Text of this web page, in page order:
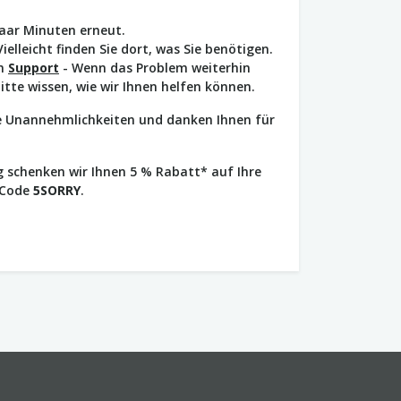
Minuten erneut.
finden Sie dort, was Sie benötigen.
Support - Wenn das Problem weiterhin
wissen, wie wir Ihnen helfen können.
und danken Ihnen für
schenken wir Ihnen 5 % Rabatt* auf Ihre
5SORRY.